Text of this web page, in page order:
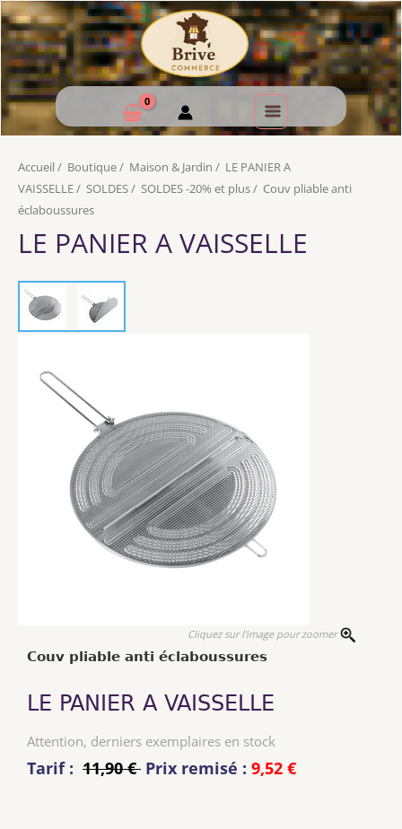
Accueil / Boutique/ Maison & Jardin / LE PANIER A
VAISSELLE/ SOLDES/ SOLDES -20% et plus/ Couv pliable anti
éclaboussures
LE PANIER A VAISSELLE
Cliquez sur l'image pour zoomer
Couv pliable anti éclaboussures
LE PANIER A VAISSELLE
Attention, derniers exemplaires en stock
Tarif : 11,90 € Prix remisé : 9,52 €